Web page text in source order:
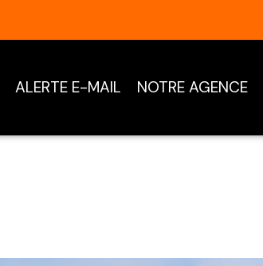
ALERTE E-MAIL NOTRE AGENCE